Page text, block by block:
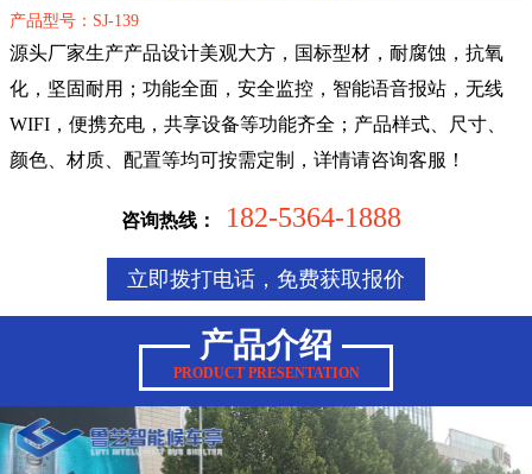
产品型号：SJ-139
源头厂家生产产品设计美观大方，国标型材，耐腐蚀，抗氧
化，坚固耐用；功能全面，安全监控，智能语音报站，无线
WIFI，便携充电，共享设备等功能齐全；产品样式、尺寸、
颜色、材质、配置等均可按需定制，详情请咨询客服！
咨询热线： 182-5364-1888
立即拨打电话，免费获取报价
产品介绍
PRODUCT PRESENTATION